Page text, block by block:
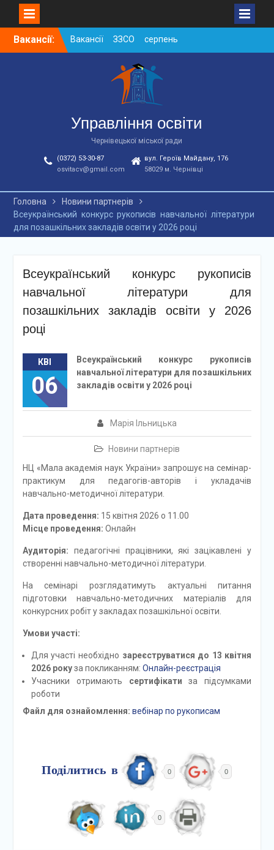
SkipВакансії:
Вакансії ЗЗСО серпень
2026
Вакансії ЗЗСО червень
Вакансії у ЗДО та
дошкільних підрозділах
ЗЗСО станом на
01.08.2026 р.
Управління освіти
Чернівецької міської ради
(0372) 53-30-87
osvitacv@gmail.com
вул. Героїв Майдану, 176
58029 м. Чернівці
Головна
Новини партнерів
Всеукраїнський конкурс рукописів навчальної літератури
для позашкільних закладів освіти у 2026 році
Всеукраїнський конкурс рукописів
навчальної літератури для
позашкільних закладів освіти у 2026
році
КВІ
06
Марія Ільницька
Новини партнерів
Всеукраїнський конкурс рукописів
навчальної літератури для позашкільних
закладів освіти у 2026 році
НЦ «Мала академія наук України» запрошує на семінар-
практикум для педагогів-авторів і укладачів
навчально-методичної літератури.
Дата проведення: 15 квітня 2026 о 11.00
Місце проведення: Онлайн
Аудиторія: педагогічні працівники, які зацікавлені у
створенні навчально-методичної літератури.
На семінарі розглядатимуть актуальні питання
підготовки навчально-методичних матеріалів для
конкурсних робіт у закладах позашкільної освіти.
Умови участі:
Для участі необхідно зареєструватися до 13 квітня
2026 рокуза покликанням: Онлайн-реєстрація
Учасники отримають сертифікати за підсумками
роботи
Файл для ознайомлення: вебінар по рукописам
Поділитись в 0 0
0